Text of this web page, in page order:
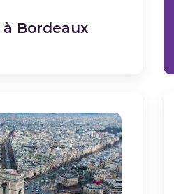
à Bordeaux